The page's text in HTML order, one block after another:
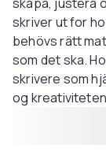
skriver ut for
behövs rätt
som det ska.
skrivere som
og